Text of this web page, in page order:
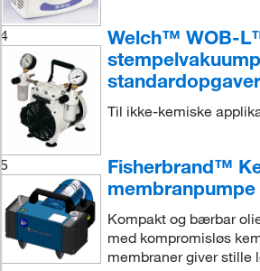
4
Welch™ WOB-
Til ikke-kemiske
5
Fisherbrand™
membranpumpe
Kompakt og bærbar
med kompromisløs
membraner giver stille